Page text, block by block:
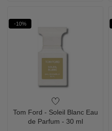
-10%
Tom Ford - Soleil Blanc Eau
de Parfum - 30 ml